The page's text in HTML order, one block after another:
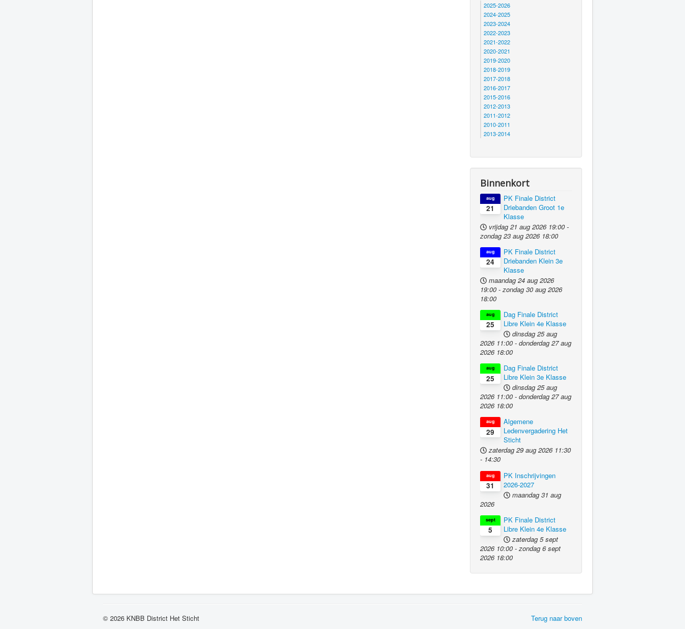
2025-2026
2024-2025
2023-2024
2022-2023
2021-2022
2020-2021
2019-2020
2018-2019
2017-2018
2016-2017
2015-2016
2012-2013
2011-2012
2010-2011
2013-2014
Binnenkort
21
aug
PK Finale District
Driebanden Groot 1e
Klasse
vrijdag 21 aug 2026 19:00 -
zondag 23 aug 2026 18:00
24
aug
PK Finale District
Driebanden Klein 3e
Klasse
maandag 24 aug 2026
19:00 - zondag 30 aug 2026
18:00
25
aug
Dag Finale District
Libre Klein 4e Klasse
dinsdag 25 aug
2026 11:00 - donderdag 27 aug
2026 18:00
25
aug
Dag Finale District
Libre Klein 3e Klasse
dinsdag 25 aug
2026 11:00 - donderdag 27 aug
2026 18:00
29
aug
Algemene
Ledenvergadering Het
Sticht
zaterdag 29 aug 2026 11:30
- 14:30
31
aug
PK Inschrijvingen
2026-2027
maandag 31 aug
2026
5
sept
PK Finale District
Libre Klein 4e Klasse
zaterdag 5 sept
2026 10:00 - zondag 6 sept
2026 18:00
Terug naar boven
© 2026 KNBB District Het Sticht